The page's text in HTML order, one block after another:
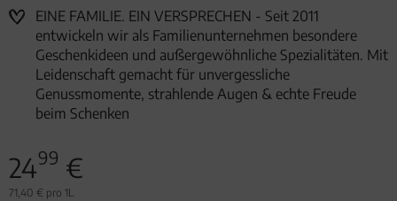
EINE FAMILIE. EIN VERSPRECHEN - Seit 2011
entwickeln wir als Familienunternehmen besondere
Geschenkideen und außergewöhnliche Spezialitäten. Mit
Leidenschaft gemacht für unvergessliche
Genussmomente, strahlende Augen & echte Freude
beim Schenken
2499 €
71,40 € pro 1L